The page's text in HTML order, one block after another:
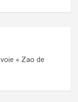
« Zao de